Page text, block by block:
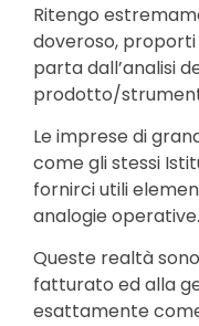
Ritengo
doveroso,
parta dall’analisi
prodotto/
Le imprese di
come gli stessi
fornirci utili
analogie operative.
Queste realtà
fatturato ed alla
esattamente